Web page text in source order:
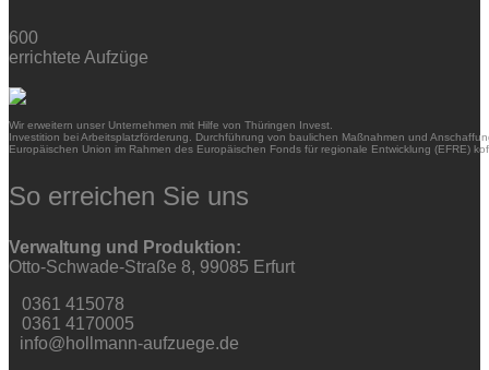
600
errichtete Aufzüge
Wir erweitern unser Unternehmen mit Hilfe von Thüringen Invest.
Investition bei Arbeitsplatzförderung. Durchführung von baulichen Maßnahmen und
Europäischen Union im Rahmen des Europäischen Fonds für regionale Entwicklung (EFRE)
So erreichen Sie uns
Verwaltung und Produktion:
Otto-Schwade-Straße 8, 99085 Erfurt
0361 415078
0361 4170005
info@hollmann-aufzuege.de